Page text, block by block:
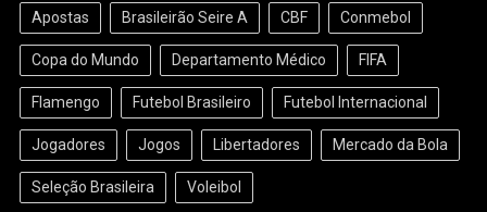
Apostas Brasileirão Seire A CBF Conmebol
Copa do Mundo Departamento Médico FIFA
Flamengo Futebol Brasileiro Futebol Internacional
Jogadores Jogos Libertadores Mercado da Bola
Seleção Brasileira Voleibol